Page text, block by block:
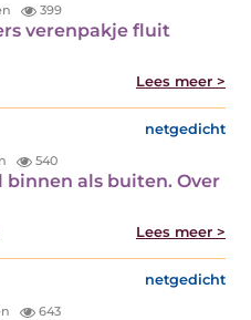
399
verenpakje fluit
Lees meer >
netgedicht
540
als buiten. Over
Lees meer >
netgedicht
643